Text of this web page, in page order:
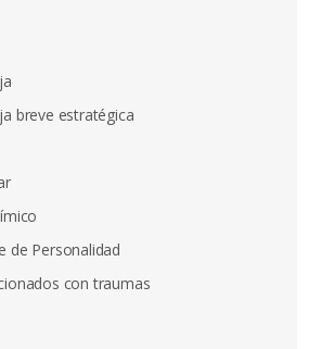
breve estratégica
de Personalidad
con traumas